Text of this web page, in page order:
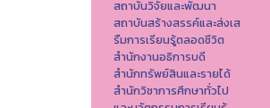
สถาบันวิจัยและพัฒนา
สถาบันสร้างสรรค์และส่งเส
รืมการเรียนรู้ตลอดชีวิต
สำนักงานอธิการบดี
สำนักทรัพย์สินและรายได้
สำนักวิชาการศึกษาทั่วไป